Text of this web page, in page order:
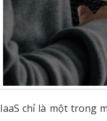
IaaS chỉ là một trong